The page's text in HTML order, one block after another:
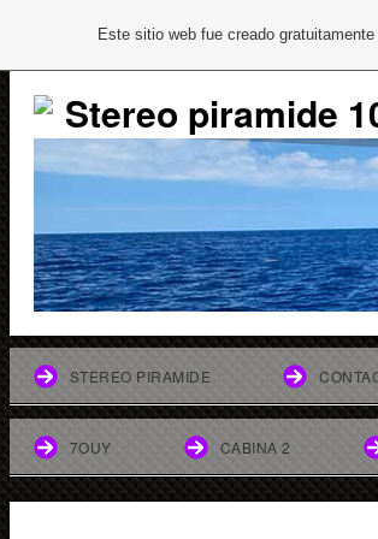
Stereo piramide
STEREO PIRAMIDE
7OUY CABINA 2
Este sitio web fue creado